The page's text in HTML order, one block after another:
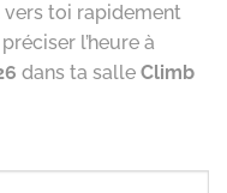
vers toi rapidement
l’heure à
dans ta salle Climb